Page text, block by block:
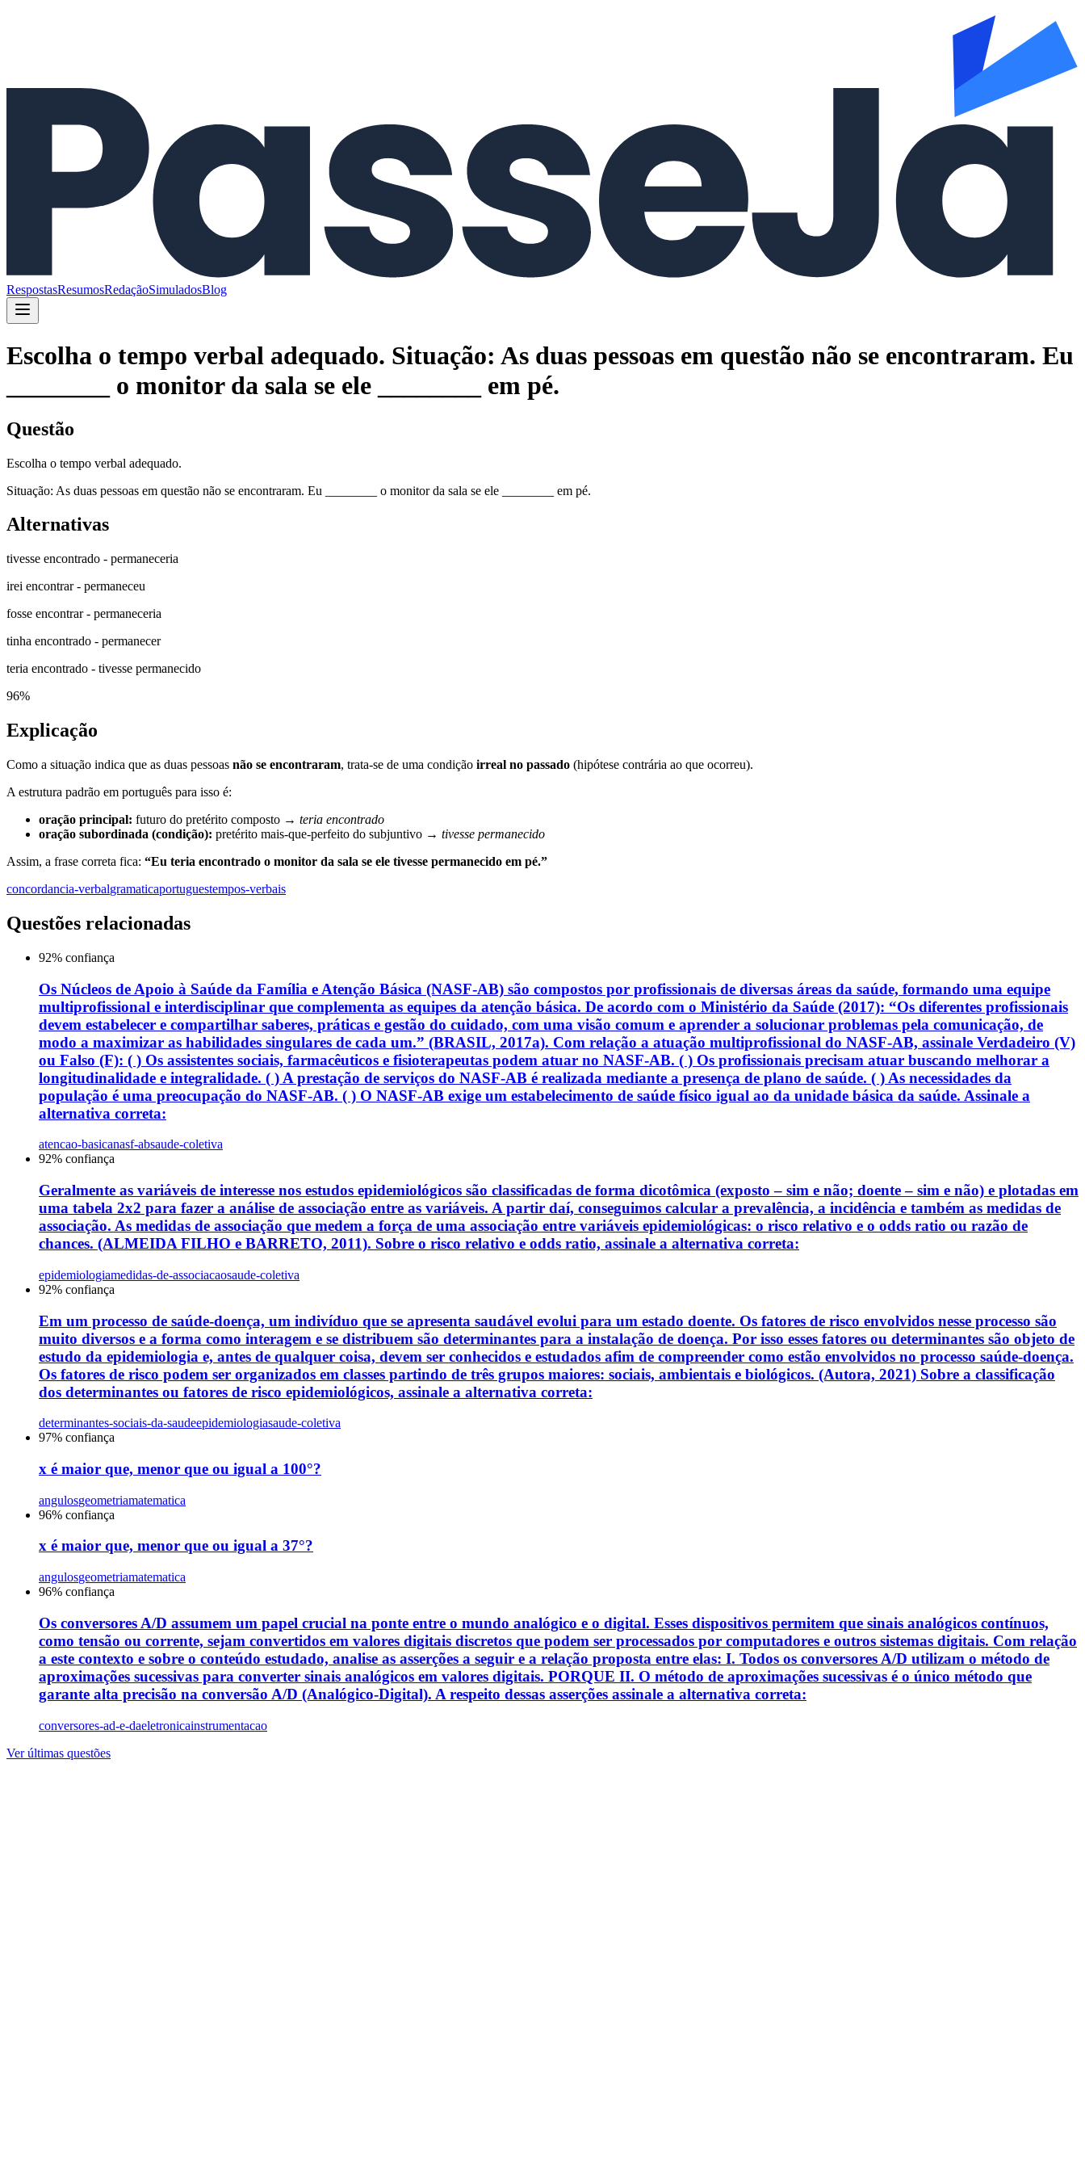
RespostasResumosRedaçãoSimuladosBlog
Escolha o tempo verbal adequado. Situação: As duas pessoas em questão não se encontraram. Eu
________ o monitor da sala se ele ________ em pé.
Questão
Escolha o tempo verbal adequado.
Situação: As duas pessoas em questão não se encontraram. Eu ________ o monitor da sala se ele ________ em pé.
Alternativas
tivesse encontrado - permaneceria
irei encontrar - permaneceu
fosse encontrar - permaneceria
tinha encontrado - permanecer
teria encontrado - tivesse permanecido
96%
Explicação
Como a situação indica que as duas pessoas não se encontraram, trata-se de uma condição irreal no passado (hipótese contrária ao que ocorreu).
A estrutura padrão em português para isso é:
oração principal: futuro do pretérito composto → teria encontrado
oração subordinada (condição): pretérito mais-que-perfeito do subjuntivo → tivesse permanecido
Assim, a frase correta fica: “Eu teria encontrado o monitor da sala se ele tivesse permanecido em pé.”
concordancia-verbalgramaticaportuguestempos-verbais
Questões relacionadas
92% confiança
Os Núcleos de Apoio à Saúde da Família e Atenção Básica (NASF-AB) são compostos por profissionais de diversas áreas da saúde, formando uma equipe
multiprofissional e interdisciplinar que complementa as equipes da atenção básica. De acordo com o Ministério da Saúde (2017): “Os diferentes profissionais
devem estabelecer e compartilhar saberes, práticas e gestão do cuidado, com uma visão comum e aprender a solucionar problemas pela comunicação, de
modo a maximizar as habilidades singulares de cada um.” (BRASIL, 2017a). Com relação a atuação multiprofissional do NASF-AB, assinale Verdadeiro (V)
ou Falso (F): ( ) Os assistentes sociais, farmacêuticos e fisioterapeutas podem atuar no NASF-AB. ( ) Os profissionais precisam atuar buscando melhorar a
longitudinalidade e integralidade. ( ) A prestação de serviços do NASF-AB é realizada mediante a presença de plano de saúde. ( ) As necessidades da
população é uma preocupação do NASF-AB. ( ) O NASF-AB exige um estabelecimento de saúde físico igual ao da unidade básica da saúde. Assinale a
alternativa correta:
atencao-basicanasf-absaude-coletiva
92% confiança
Geralmente as variáveis de interesse nos estudos epidemiológicos são classificadas de forma dicotômica (exposto – sim e não; doente – sim e não) e plotadas em
uma tabela 2x2 para fazer a análise de associação entre as variáveis. A partir daí, conseguimos calcular a prevalência, a incidência e também as medidas de
associação. As medidas de associação que medem a força de uma associação entre variáveis epidemiológicas: o risco relativo e o odds ratio ou razão de
chances. (ALMEIDA FILHO e BARRETO, 2011). Sobre o risco relativo e odds ratio, assinale a alternativa correta:
epidemiologiamedidas-de-associacaosaude-coletiva
92% confiança
Em um processo de saúde-doença, um indivíduo que se apresenta saudável evolui para um estado doente. Os fatores de risco envolvidos nesse processo são
muito diversos e a forma como interagem e se distribuem são determinantes para a instalação de doença. Por isso esses fatores ou determinantes são objeto de
estudo da epidemiologia e, antes de qualquer coisa, devem ser conhecidos e estudados afim de compreender como estão envolvidos no processo saúde-doença.
Os fatores de risco podem ser organizados em classes partindo de três grupos maiores: sociais, ambientais e biológicos. (Autora, 2021) Sobre a classificação
dos determinantes ou fatores de risco epidemiológicos, assinale a alternativa correta:
determinantes-sociais-da-saudeepidemiologiasaude-coletiva
97% confiança
x é maior que, menor que ou igual a 100°?
angulosgeometriamatematica
96% confiança
x é maior que, menor que ou igual a 37°?
angulosgeometriamatematica
96% confiança
Os conversores A/D assumem um papel crucial na ponte entre o mundo analógico e o digital. Esses dispositivos permitem que sinais analógicos contínuos,
como tensão ou corrente, sejam convertidos em valores digitais discretos que podem ser processados por computadores e outros sistemas digitais. Com relação
a este contexto e sobre o conteúdo estudado, analise as asserções a seguir e a relação proposta entre elas: I. Todos os conversores A/D utilizam o método de
aproximações sucessivas para converter sinais analógicos em valores digitais. PORQUE II. O método de aproximações sucessivas é o único método que
garante alta precisão na conversão A/D (Analógico-Digital). A respeito dessas asserções assinale a alternativa correta:
conversores-ad-e-daeletronicainstrumentacao
Ver últimas questões